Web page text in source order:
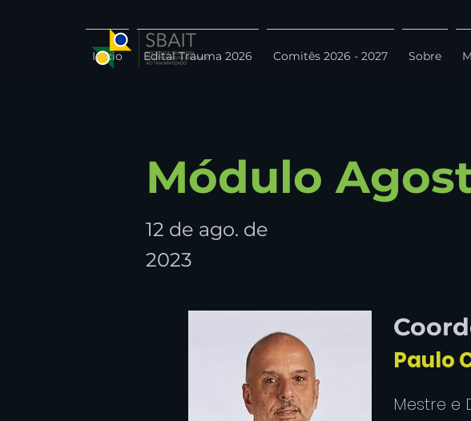
Início Edital Trauma 2026 Comitês 2026 - 2027 Sobre
Módulo
12 de ago. de
2023
Paulo
Mestre e